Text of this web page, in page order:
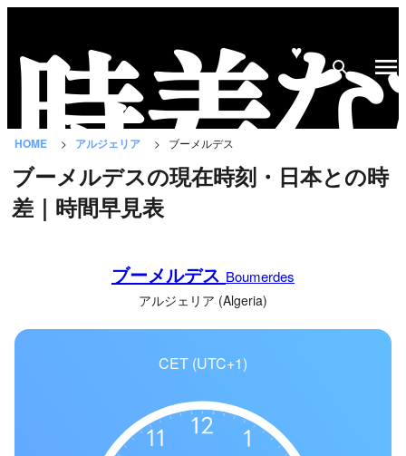
♥
HOME アルジェリア ブーメルデス
ブーメルデスの現在時刻・日本との時
差｜時間早見表
ブーメルデス Boumerdes
アルジェリア (Algeria)
CET (UTC+1)
な
と
は？